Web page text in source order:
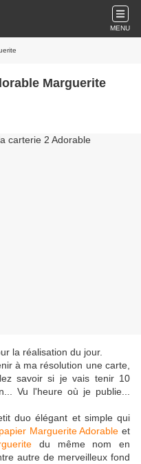
MENU
Marguerite
la réalisation du jour.
à ma résolution une carte,
savoir si je vais tenir 10
Vu l'heure où je publie...
duo élégant et simple qui
papier Marguerite Adorable et
du même nom en
autre de merveilleux fond